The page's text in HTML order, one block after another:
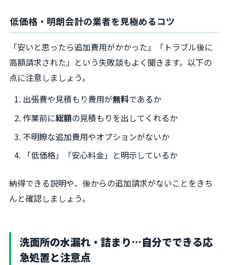
低価格・明朗会計の業者を見極めるコツ
「安いと思ったら追加費用がかかった」「トラブル後に
高額請求された」という失敗談もよく聞きます。以下の
点に注意しましょう。
出張費や見積もり費用が無料であるか
作業前に総額の見積もりを出してくれるか
不明瞭な追加費用やオプションがないか
「低価格」「安心料金」と明示しているか
納得できる説明や、後からの追加請求がないことをきち
んと確認しましょう。
洗面所の水漏れ・詰まり…自分でできる応
急処置と注意点